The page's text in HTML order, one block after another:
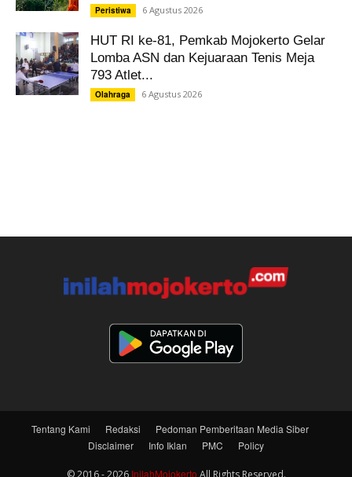
Peristiwa 6 Agustus 2026
HUT RI ke-81, Pemkab Mojokerto Gelar
Lomba ASN dan Kejuaraan Tenis Meja
793 Atlet...
Olahraga 6 Agustus 2026
Tentang Kami Redaksi
Pedoman Pemberitaan Media Siber
Disclaimer
Info Iklan PMC Policy
© 2016 - 2026 InilahMojokerto All Rights Reserved.